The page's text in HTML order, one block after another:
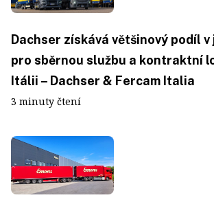
Dachser získává většinový podíl
pro sběrnou službu a kontraktní
Itálii – Dachser & Fercam Italia
3 minuty čtení